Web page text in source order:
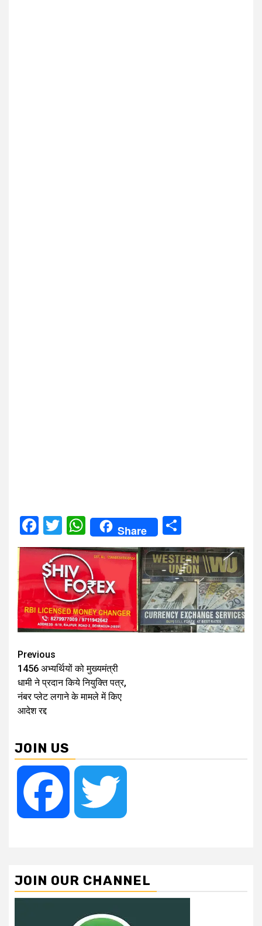
Facebook
Twitter
WhatsApp
Share
Continue
Reading
Previous
1456 अभ्यर्थियों को मुख्यमंत्री
धामी ने प्रदान किये नियुक्ति पत्र,
नंबर प्लेट लगाने के मामले में किए
आदेश रद्द
JOIN US
Facebook
JOIN OUR CHANNEL